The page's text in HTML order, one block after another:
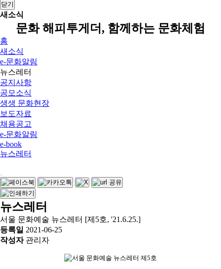
닫기
새소식
문화 해피투게더, 함께하는 문화체험
홈
새소식
e-문화알림
뉴스레터
공지사항
공모소식
생생 문화현장
보도자료
채용공고
e-문화알림
e-book
뉴스레터
뉴스레터
서울 문화예술 뉴스레터 [제5호, '21.6.25.]
등록일 2021-06-25
작성자 관리자